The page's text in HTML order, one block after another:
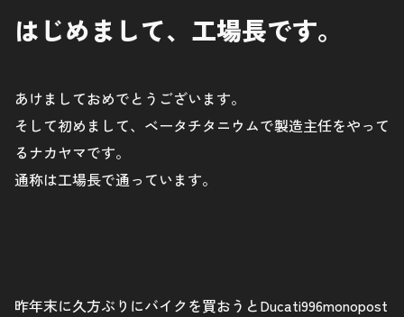
はじめまして、工場長です。
あけましておめでとうございます。
そして初めまして、ベータチタニウムで製造主任をやって
るナカヤマです。
通称は工場長で通っています。
昨年末に久方ぶりにバイクを買おうとDucati996monopost